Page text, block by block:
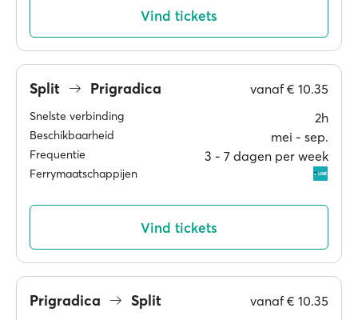
Vind tickets
Split Prigradica vanaf€ 10.35
Snelste verbinding 2h
Beschikbaarheid mei ‐ sep.
Frequentie 3 ‐ 7 dagen per week
Ferrymaatschappijen
Vind tickets
Prigradica Split vanaf€ 10.35